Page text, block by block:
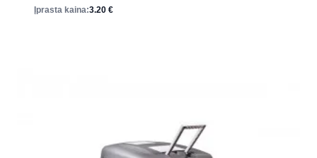
Įprasta kaina:3.20 €